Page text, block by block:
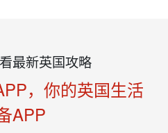
最新英国攻略
，你的英国生活
APP